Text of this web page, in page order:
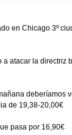
en Chicago 3º
atacar la directriz
deberíamos
de 19,38-20,00€
pasa por 16,90€